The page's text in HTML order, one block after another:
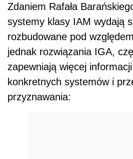
Zdaniem Rafała
systemy klasy IAM wydają
rozbudowane pod
jednak rozwiązania IGA,
zapewniają więcej
konkretnych systemów i
przyznawania: